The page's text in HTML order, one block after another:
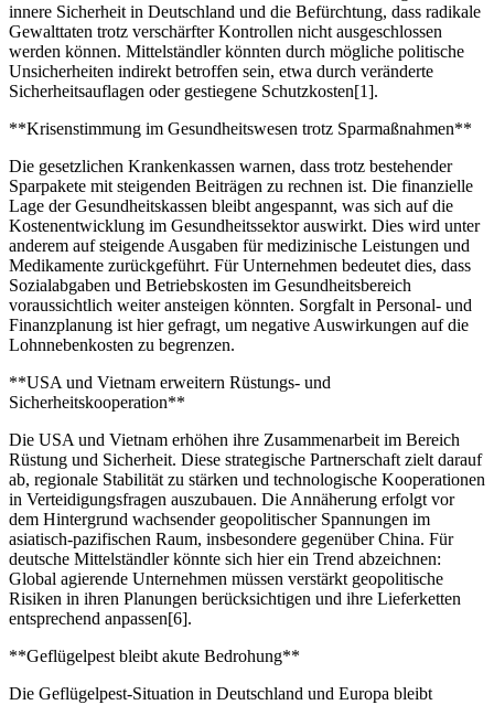
innere Sicherheit in Deutschland und die Befürchtung, dass radikale
Gewalttaten trotz verschärfter Kontrollen nicht ausgeschlossen
werden können. Mittelständler könnten durch mögliche politische
Unsicherheiten indirekt betroffen sein, etwa durch veränderte
Sicherheitsauflagen oder gestiegene Schutzkosten[1].
**Krisenstimmung im Gesundheitswesen trotz Sparmaßnahmen**
Die gesetzlichen Krankenkassen warnen, dass trotz bestehender
Sparpakete mit steigenden Beiträgen zu rechnen ist. Die finanzielle
Lage der Gesundheitskassen bleibt angespannt, was sich auf die
Kostenentwicklung im Gesundheitssektor auswirkt. Dies wird unter
anderem auf steigende Ausgaben für medizinische Leistungen und
Medikamente zurückgeführt. Für Unternehmen bedeutet dies, dass
Sozialabgaben und Betriebskosten im Gesundheitsbereich
voraussichtlich weiter ansteigen könnten. Sorgfalt in Personal- und
Finanzplanung ist hier gefragt, um negative Auswirkungen auf die
Lohnnebenkosten zu begrenzen.
**USA und Vietnam erweitern Rüstungs- und
Sicherheitskooperation**
Die USA und Vietnam erhöhen ihre Zusammenarbeit im Bereich
Rüstung und Sicherheit. Diese strategische Partnerschaft zielt darauf
ab, regionale Stabilität zu stärken und technologische Kooperationen
in Verteidigungsfragen auszubauen. Die Annäherung erfolgt vor
dem Hintergrund wachsender geopolitischer Spannungen im
asiatisch-pazifischen Raum, insbesondere gegenüber China. Für
deutsche Mittelständler könnte sich hier ein Trend abzeichnen:
Global agierende Unternehmen müssen verstärkt geopolitische
Risiken in ihren Planungen berücksichtigen und ihre Lieferketten
entsprechend anpassen[6].
**Geflügelpest bleibt akute Bedrohung**
Die Geflügelpest-Situation in Deutschland und Europa bleibt